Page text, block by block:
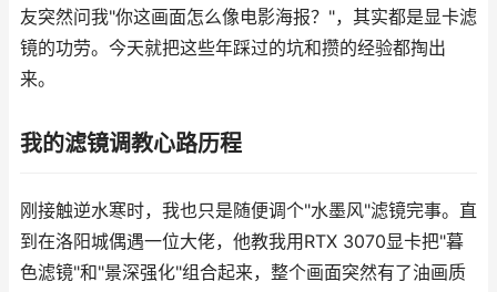
友突然问我"你这画面怎么像电影海报？"，其实都是显卡滤
镜的功劳。今天就把这些年踩过的坑和攒的经验都掏出
来。
我的滤镜调教心路历程
刚接触逆水寒时，我也只是随便调个"水墨风"滤镜完事。直
到在洛阳城偶遇一位大佬，他教我用RTX 3070显卡把"暮
色滤镜"和"景深强化"组合起来，整个画面突然有了油画质